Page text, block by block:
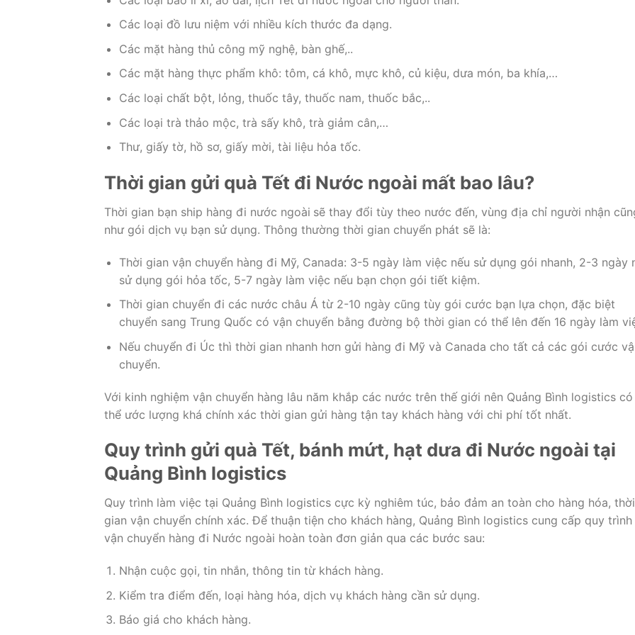
Các loại đồ lưu niệm với nhiều kích thước đa dạng.
Các mặt hàng thủ công mỹ nghệ, bàn ghế,..
Các mặt hàng thực phẩm khô: tôm, cá khô, mực khô, củ kiệu, dưa món, ba khía,…
Các loại chất bột, lỏng, thuốc tây, thuốc nam, thuốc bắc,..
Các loại trà thảo mộc, trà sấy khô, trà giảm cân,…
Thư, giấy tờ, hồ sơ, giấy mời, tài liệu hỏa tốc.
Thời gian gửi quà Tết đi Nước ngoài mất bao lâu?
Thời gian bạn ship hàng đi nước ngoài sẽ thay đổi tùy theo nước đến, vùng địa chỉ người nhận
như gói dịch vụ bạn sử dụng. Thông thường thời gian chuyển phát sẽ là:
Thời gian vận chuyển hàng đi Mỹ, Canada: 3-5 ngày làm việc nếu sử dụng gói nhanh, 2-3 ngày
sử dụng gói hỏa tốc, 5-7 ngày làm việc nếu bạn chọn gói tiết kiệm.
Thời gian chuyển đi các nước châu Á từ 2-10 ngày cũng tùy gói cước bạn lựa chọn, đặc biệt
chuyển sang Trung Quốc có vận chuyển bằng đường bộ thời gian có thể lên đến 16 ngày làm
Nếu chuyển đi Úc thì thời gian nhanh hơn gửi hàng đi Mỹ và Canada cho tất cả các gói cước
chuyển.
Với kinh nghiệm vận chuyển hàng lâu năm khắp các nước trên thế giới nên Quảng Bình logistics có
thể ước lượng khá chính xác thời gian gửi hàng tận tay khách hàng với chi phí tốt nhất.
Quy trình gửi quà Tết, bánh mứt, hạt dưa đi Nước ngoài tại
Quảng Bình logistics
Quy trình làm việc tại Quảng Bình logistics cực kỳ nghiêm túc, bảo đảm an toàn cho hàng hóa, thời
gian vận chuyển chính xác. Để thuận tiện cho khách hàng, Quảng Bình logistics cung cấp quy trình
vận chuyển hàng đi Nước ngoài hoàn toàn đơn giản qua các bước sau:
Nhận cuộc gọi, tin nhắn, thông tin từ khách hàng.
Kiểm tra điểm đến, loại hàng hóa, dịch vụ khách hàng cần sử dụng.
Báo giá cho khách hàng.